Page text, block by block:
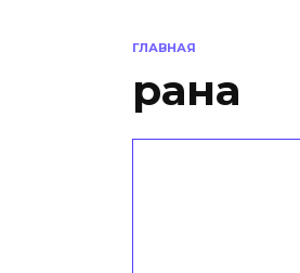
ГЛАВНАЯ
рана